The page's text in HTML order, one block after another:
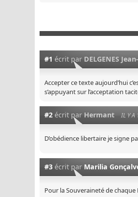
#1 écrit par DELGENES
Accepter ce texte aujourd’hui
s’appuyant sur l’acceptation
#2 écrit par Hermant IL Y A
D’obédience libertaire je signe
#3 écrit par Marilia
Pour la Souveraineté de